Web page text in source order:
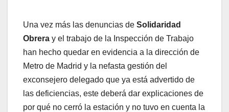
Una vez más las denuncias de Solidaridad
Obrera y el trabajo de la Inspección de Trabajo
han hecho quedar en evidencia a la dirección de
Metro de Madrid y la nefasta gestión del
exconsejero delegado que ya está advertido de
las deficiencias, este deberá dar explicaciones de
por qué no cerró la estación y no tuvo en cuenta la